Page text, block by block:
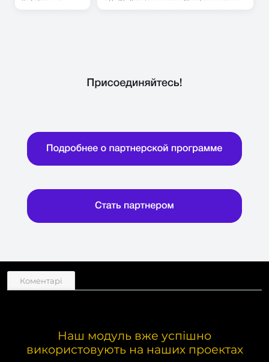
Коментарі
Наш модуль вже успішно
використовують на наших проектах